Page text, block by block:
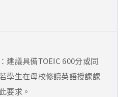
建議具備TOEIC 600分或同
學生在母校修讀英語授課課
要求。